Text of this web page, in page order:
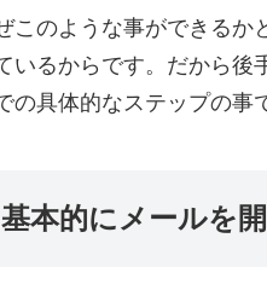
このような事ができるか
いるからです。だから
の具体的なステップの事
基本的にメールを